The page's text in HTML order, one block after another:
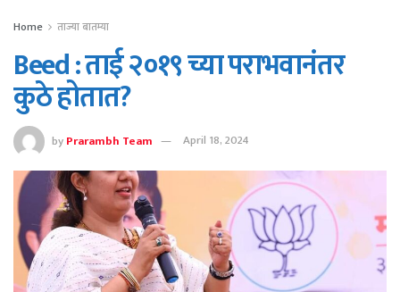
Home ताज्या बातम्या
Beed : ताई २०१९ च्या पराभवानंतर
कुठे होतात?
byPrarambh Team April 18, 2024